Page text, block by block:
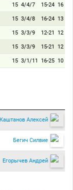
15 4/4/7 15-24 16
15 3/4/8 16-24 13
15 3/3/9 12-21 12
15 3/3/9 15-21 12
15 3/1/11 16-25 10
Каштанов Алексей
Бегич Силвие
Егорычев Андрей